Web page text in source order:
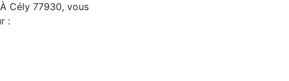
Cély 77930, vous
: